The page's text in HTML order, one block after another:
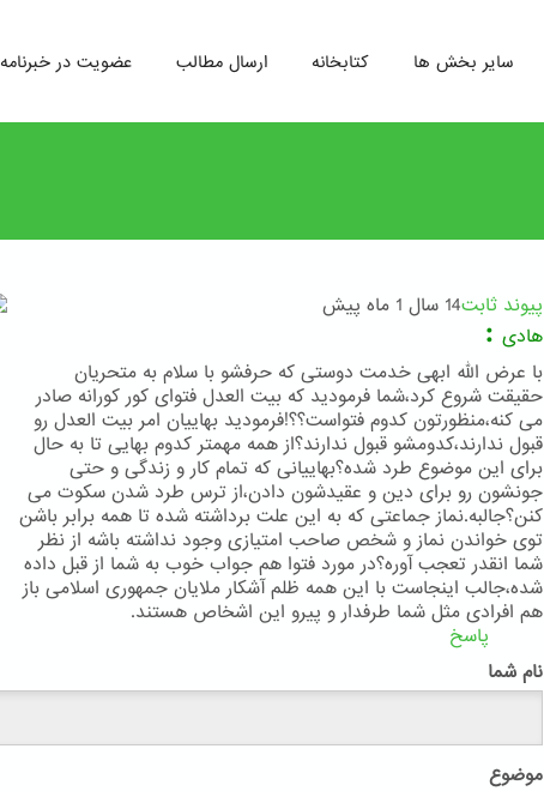
عضویت در خبرنامه ارسال مطالب کتابخانه سایر بخش ها
پیوند ثابت14 سال 1 ماه پیش
هادی :
با عرض الله ابهی خدمت دوستی که حرفشو با سلام به متحریان
حقیقت شروع کرد،شما فرمودید که بیت العدل فتوای کور کورانه صادر
می کنه،منظورتون کدوم فتواست؟؟!فرمودید بهاییان امر بیت العدل رو
قبول ندارند،کدومشو قبول ندارند؟از همه مهمتر کدوم بهایی تا به حال
برای این موضوع طرد شده؟بهاییانی که تمام کار و زندگی و حتی
جونشون رو برای دین و عقیدشون دادن،از ترس طرد شدن سکوت می
کنن؟جالبه.نماز جماعتی که به این علت برداشته شده تا همه برابر باشن
توی خواندن نماز و شخص صاحب امتیازی وجود نداشته باشه از نظر
شما انقدر تعجب آوره؟در مورد فتوا هم جواب خوب به شما از قبل داده
شده،جالب اینجاست با این همه ظلم آشکار ملایان جمهوری اسلامی باز
هم افرادی مثل شما طرفدار و پیرو این اشخاص هستند.
پاسخ
نام شما
موضوع